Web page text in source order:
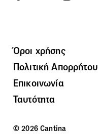
Όροι χρήσης
Πολιτική Απορρήτου
Επικοινωνία
Ταυτότητα
© 2026 Cantina